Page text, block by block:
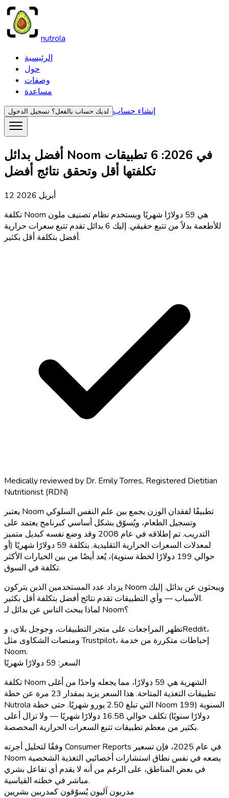
nutrola
الرئيسية
حول
وصفات
مساعدة
لديك حساب بالفعل؟ تسجيل الدخول إنشاء حساب
أفضل بدائل Noom في 2026: 6 تطبيقات
تكلفتها أقل وتحقق نتائج أفضل
12 أبريل 2026
تكلفة Noom هي 59 دولارًا شهريًا ويستخدم نظام تصنيف ملون
للأطعمة بدلاً من تتبع حقيقي. إليك 6 بدائل تقدم تتبع سعرات حرارية
أفضل بتكلفة أقل بكثير.
Medically reviewed by Dr. Emily Torres, Registered Dietitian
Nutritionist (RDN)
يعتبر Noom تطبيقًا لفقدان الوزن يجمع بين علم النفس السلوكي
وتسجيل الطعام، ويُسوّق بشكل أساسي كبرنامج يعتمد على
التدريب. تم إطلاقه في عام 2008 وقد وضع نفسه كبديل متميز
لمعدلات السعرات الحرارية التقليدية. بتكلفة 59 دولارًا شهريًا (أو
حوالي 199 دولارًا لخطة سنوية)، يُعد أيضًا من بين الخيارات الأكثر
تكلفة في السوق.
يزداد عدد المستخدمين الذين يتركون Noom ويبحثون عن بدائل. إليك
الأسباب — وأي التطبيقات تقدم نتائج أفضل بتكلفة أقل بكثير.
لماذا يبحث الناس عن بدائل لـ Noom؟
تظهر المراجعات على متجر التطبيقات، وجوجل بلاي، وReddit،
ومنصات الشكاوى مثل Trustpilot، إحباطات متكررة من خدمة
Noom.
السعر: 59 دولارًا شهريًا
تكلفة Noom الشهرية هي 59 دولارًا، مما يجعله واحدًا من أغلى
تطبيقات التغذية المتاحة. هذا السعر يزيد بمقدار 23 مرة عن خطة
Nutrola التي تبلغ 2.50 يورو شهريًا. حتى خطة Noom السنوية (199
دولارًا سنويًا) تكلف حوالي 16.58 دولارًا شهريًا — ولا تزال أعلى
بكثير من معظم تطبيقات تتبع السعرات الحرارية المخصصة.
وفقًا لتحليل أجرته Consumer Reports في عام 2025، فإن تسعير
Noom يضعه في نفس نطاق استشارات أخصائيي التغذية الشخصية
في بعض المناطق، على الرغم من أنه لا يقدم أي تفاعل بشري
مباشر في خطته القياسية.
مدربون آليون يُسوّقون كمدربين بشريين